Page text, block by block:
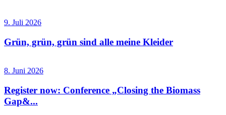
9. Juli 2026
Grün, grün, grün sind alle meine Kleider
8. Juni 2026
Register now: Conference „Closing the Biomass
Gap&...